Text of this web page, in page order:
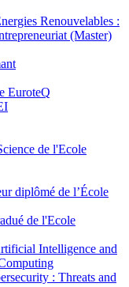
Renouvelables :
(Master)
EuroteQ
de l'Ecole
diplômé de l’École
de l'Ecole
Intelligence and
: Threats and